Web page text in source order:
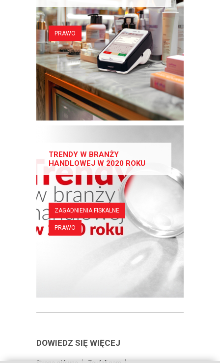
PRAWO
TRENDY W BRANŻY
HANDLOWEJ W 2020 ROKU
ZAGADNIENIA FISKALNE
PRAWO
DOWIEDZ SIĘ WIĘCEJ